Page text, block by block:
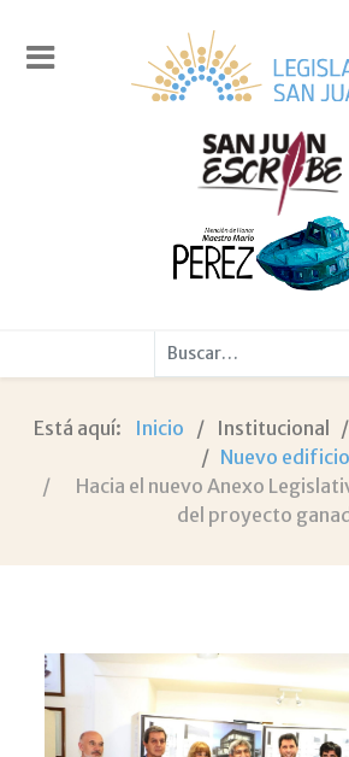
Buscar
Está aquí: Inicio Institucional
Nuevo edificio
Hacia el nuevo Anexo
del proyecto